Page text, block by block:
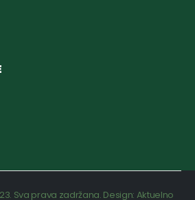
Sva prava zadržana. Design: Aktuelno